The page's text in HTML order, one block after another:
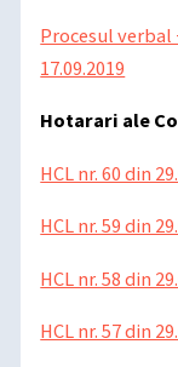
Procesul verbal
17.09.2019
Hotarari ale
HCL nr. 60 din
HCL nr. 59 din
HCL nr. 58 din
HCL nr. 57 din